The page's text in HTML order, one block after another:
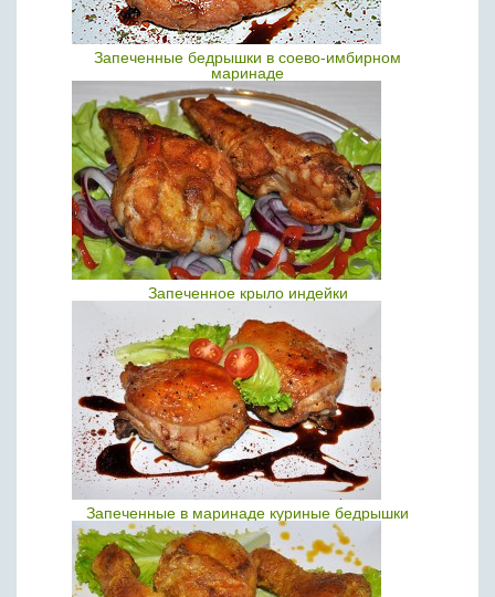
Запеченные бедрышки в соево-имбирном
маринаде
Запеченное крыло индейки
Запеченные в маринаде куриные бедрышки